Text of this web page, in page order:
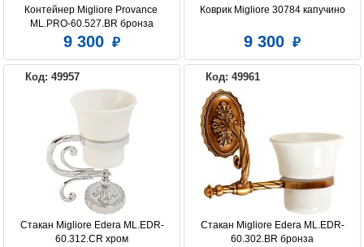
Контейнер Migliore Provance
ML.PRO-60.527.BR бронза
9 300
Коврик Migliore 30784 капучино
9 300
Код: 49957
Стакан Migliore Edera ML.EDR-
60.312.CR хром
Код: 49961
Стакан Migliore Edera ML.EDR-
60.302.BR бронза